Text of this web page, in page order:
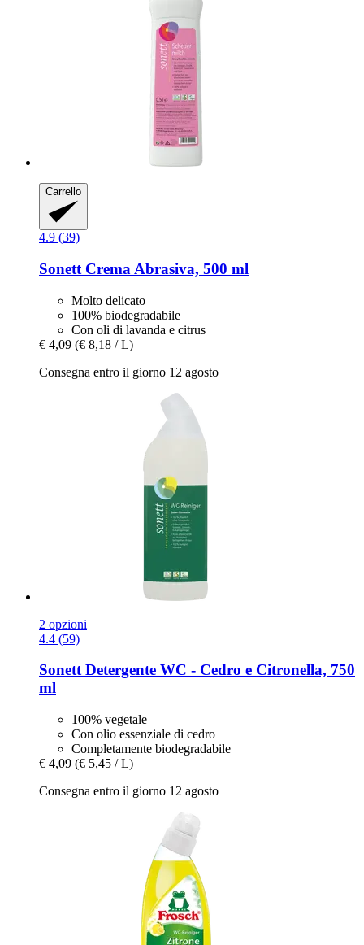
Carrello
4.9 (39)
Sonett Crema Abrasiva, 500 ml
Molto delicato
100% biodegradabile
Con oli di lavanda e citrus
€ 4,09 (€ 8,18 / L)
Consegna entro il giorno 12 agosto
2 opzioni
4.4 (59)
SonettDetergente WC -​ Cedro e Citronella, 750
ml
100% vegetale
Con olio essenziale di cedro
Completamente biodegradabile
€ 4,09 (€ 5,45 / L)
Consegna entro il giorno 12 agosto